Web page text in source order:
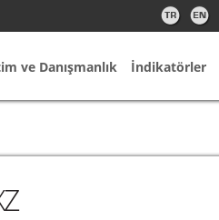
ve Danışmanlık İndikatörler